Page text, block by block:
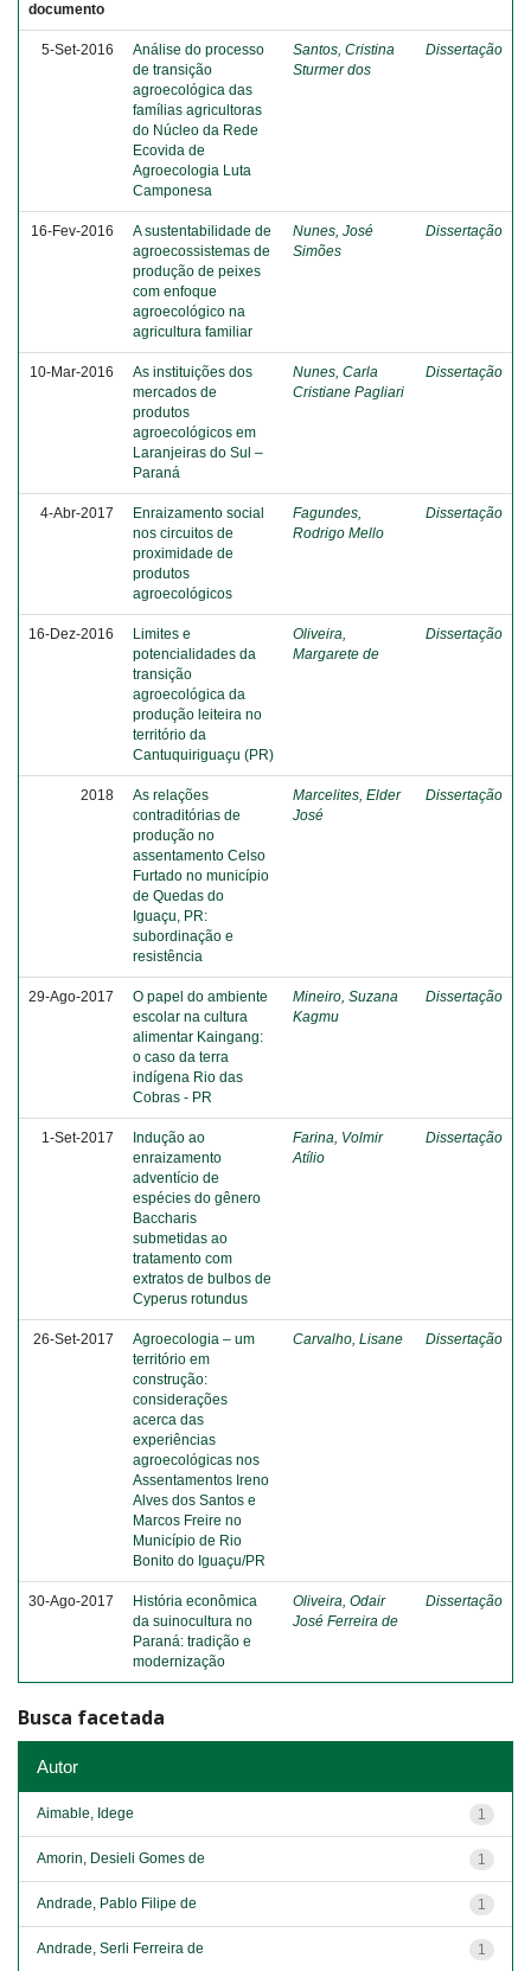
documento
5-Set-2016
Análise do processo
de transição
agroecológica das
famílias agricultoras
do Núcleo da Rede
Ecovida de
Agroecologia Luta
Camponesa
Santos, Cristina
Sturmer dos
Dissertação
16-Fev-2016
A sustentabilidade de
agroecossistemas de
produção de peixes
com enfoque
agroecológico na
agricultura familiar
Nunes, José
Simões
Dissertação
10-Mar-2016
As instituições dos
mercados de
produtos
agroecológicos em
Laranjeiras do Sul –
Paraná
Nunes, Carla
Cristiane Pagliari
Dissertação
4-Abr-2017
Enraizamento social
nos circuitos de
proximidade de
produtos
agroecológicos
Fagundes,
Rodrigo Mello
Dissertação
16-Dez-2016
Limites e
potencialidades da
transição
agroecológica da
produção leiteira no
território da
Cantuquiriguaçu (PR)
Oliveira,
Margarete de
Dissertação
2018
As relações
contraditórias de
produção no
assentamento Celso
Furtado no município
de Quedas do
Iguaçu, PR:
subordinação e
resistência
Marcelites, Elder
José
Dissertação
29-Ago-2017
O papel do ambiente
escolar na cultura
alimentar Kaingang:
o caso da terra
indígena Rio das
Cobras - PR
Mineiro, Suzana
Kagmu
Dissertação
1-Set-2017
Indução ao
enraizamento
adventício de
espécies do gênero
Baccharis
submetidas ao
tratamento com
extratos de bulbos de
Cyperus rotundus
Farina, Volmir
Atílio
Dissertação
26-Set-2017
Agroecologia – um
território em
construção:
considerações
acerca das
experiências
agroecológicas nos
Assentamentos Ireno
Alves dos Santos e
Marcos Freire no
Município de Rio
Bonito do Iguaçu/PR
Carvalho, Lisane Dissertação
30-Ago-2017
História econômica
da suinocultura no
Paraná: tradição e
modernização
Oliveira, Odair
José Ferreira de
Dissertação
Busca facetada
Autor
1
Aimable, Idege
1
Amorin, Desieli Gomes de
1
Andrade, Pablo Filipe de
1
Andrade, Serli Ferreira de